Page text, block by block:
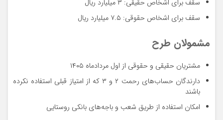
سقف برای اشخاص حقیقی: ۳ میلیارد ریال
سقف برای اشخاص حقوقی: ۷.۵ میلیارد ریال
مشمولان طرح
مشتریان حقیقی و حقوقی از اول مردادماه ۱۴۰۵
دارندگان حساب‌های رحمت ۲ و ۳ که از امتیاز قبلی استفاده نکرده
باشند
امکان استفاده از طریق شعب و باجه‌های بانکی روستایی